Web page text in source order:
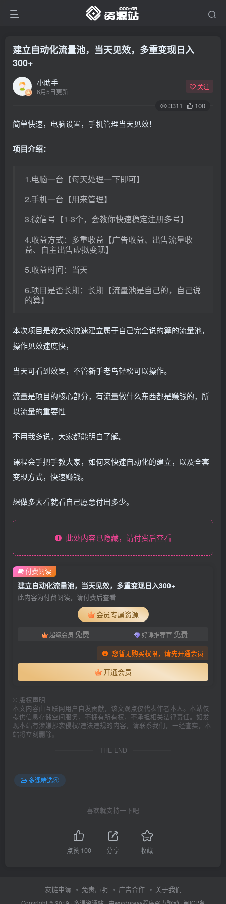
建立自动化流量池，当天见效，多重变现日入
300+
小助手
6月5日更新
关注
3311 100
简单快速，电脑设置，手机管理当天见效！
项目介绍：
1.电脑一台【每天处理一下即可】
2.手机一台【用来管理】
3.微信号【1-3个，会教你快速稳定注册多号】
4.收益方式：多重收益【广告收益、出售流量收
益、自主出售虚拟变现】
5.收益时间：当天
6.项目是否长期：长期【流量池是自己的，自己说
的算】
本次项目是教大家快速建立属于自己完全说的算的流量池，
操作见效速度快，
当天可看到效果，不管新手老鸟轻松可以操作。
流量是项目的核心部分，有流量做什么东西都是赚钱的，所
以流量的重要性
不用我多说，大家都能明白了解。
课程会手把手教大家，如何来快速自动化的建立，以及全套
变现方式，快速赚钱。
想做多大看就看自己愿意付出多少。
此处内容已隐藏，请付费后查看
建立自动化流量池，当天见效，多重变现日入300+
此内容为付费阅读，请付费后查看
会员专属资源
超级会员 免费 好课推荐官 免费
您暂无购买权限，请先开通会员
开通会员
付费阅读
© 版权声明
本文内容由互联网用户自发贡献，该文观点仅代表作者本人。本站仅
提供信息存储空间服务，不拥有所有权，不承担相关法律责任。如发
现本站有涉嫌抄袭侵权/违法违规的内容，请联系我们，一经查实，本
站将立刻删除。
THE END
多课精选④
喜欢就支持一下吧
点赞 100 分享 收藏
友链申请 免责声明 广告合作 关于我们